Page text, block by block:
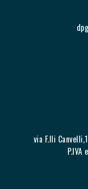
via F.lli